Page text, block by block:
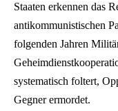
Staaten erkennen das
antikommunistischen
folgenden Jahren
systematisch foltert,
Gegner ermordet.